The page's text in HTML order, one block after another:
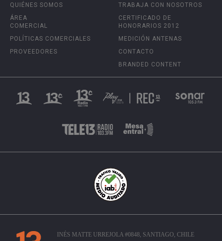
QUIÉNES SOMOS
ÁREA
COMERCIAL
POLÍTICAS COMERCIALES
PROVEEDORES
TRABAJA CON NOSOTROS
CERTIFICADO DE
HONORARIOS 2012
MEDICIÓN ANTENAS
CONTACTO
BRANDED CONTENT
INÉS MATTE URREJOLA #0848, SANTIAGO, CHILE